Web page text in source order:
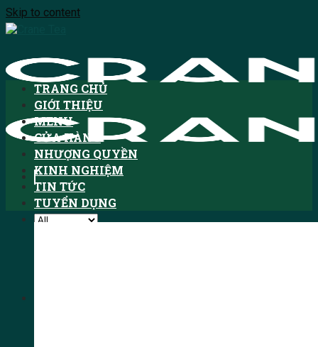
Skip to content
TRANG CHỦ
GIỚI THIỆU
MENU
CỬA HÀNG
NHƯỢNG QUYỀN
KINH NGHIỆM
TIN TỨC
TUYỂN DỤNG